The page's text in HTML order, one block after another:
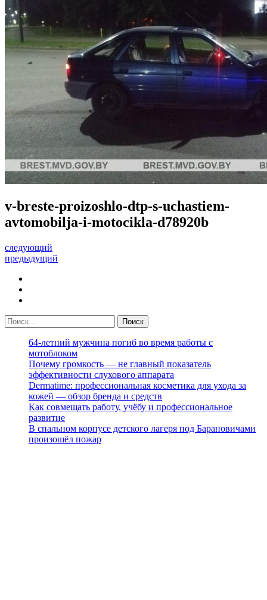
v-breste-proizoshlo-dtp-s-uchastiem-
avtomobilja-i-motocikla-d78920b
следующий
предыдущий
64-летний мужчина погиб во время работы с
мотоблоком
Почему громкость — не главный показатель
эффективности слухового аппарата
Dermatime: профессиональная косметика для ухода за
кожей — обзор бренда и средств
Как совмещать работу, учёбу и профессиональное
развитие
В спальном корпусе детского лагеря под Барановичами
произошёл пожар